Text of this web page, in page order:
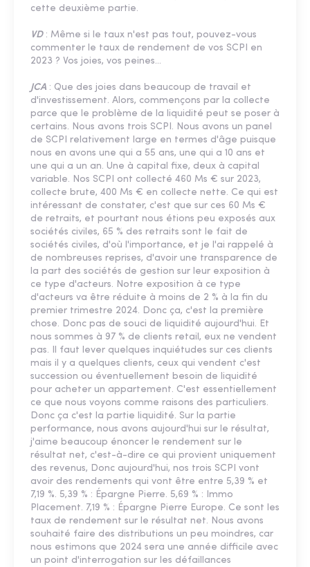
cette deuxième partie.
VD: Même si le taux n'est pas tout, pouvez-vous
commenter le taux de rendement de vos SCPI en
2023 ? Vos joies, vos peines...
JCA : Que des joies dans beaucoup de travail et
d'investissement. Alors, commençons par la collecte
parce que le problème de la liquidité peut se poser à
certains. Nous avons trois SCPI. Nous avons un panel
de SCPI relativement large en termes d'âge puisque
nous en avons une qui a 55 ans, une qui a 10 ans et
une qui a un an. Une à capital fixe, deux à capital
variable. Nos SCPI ont collecté 460 Ms € sur 2023,
collecte brute, 400 Ms € en collecte nette. Ce qui est
intéressant de constater, c'est que sur ces 60 Ms €
de retraits, et pourtant nous étions peu exposés aux
sociétés civiles, 65 % des retraits sont le fait de
sociétés civiles, d'où l'importance, et je l'ai rappelé à
de nombreuses reprises, d'avoir une transparence de
la part des sociétés de gestion sur leur exposition à
ce type d'acteurs. Notre exposition à ce type
d'acteurs va être réduite à moins de 2 % à la fin du
premier trimestre 2024. Donc ça, c'est la première
chose. Donc pas de souci de liquidité aujourd'hui. Et
nous sommes à 97 % de clients retail, eux ne vendent
pas. Il faut lever quelques inquiétudes sur ces clients
mais il y a quelques clients, ceux qui vendent c'est
succession ou éventuellement besoin de liquidité
pour acheter un appartement. C'est essentiellement
ce que nous voyons comme raisons des particuliers.
Donc ça c'est la partie liquidité. Sur la partie
performance, nous avons aujourd'hui sur le résultat,
j'aime beaucoup énoncer le rendement sur le
résultat net, c'est-à-dire ce qui provient uniquement
des revenus, Donc aujourd'hui, nos trois SCPI vont
avoir des rendements qui vont être entre 5,39 % et
7,19 %. 5,39 % : Épargne Pierre. 5,69 % : Immo
Placement. 7,19 % : Épargne Pierre Europe. Ce sont les
taux de rendement sur le résultat net. Nous avons
souhaité faire des distributions un peu moindres, car
nous estimons que 2024 sera une année difficile avec
un point d'interrogation sur les défaillances